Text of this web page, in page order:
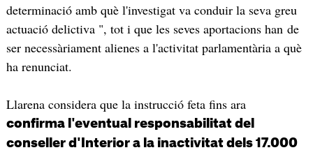
determinació amb què l'investigat va conduir la seva greu
actuació delictiva ", tot i que les seves aportacions han de
ser necessàriament alienes a l'activitat parlamentària a què
ha renunciat.
Llarena considera que la instrucció feta fins ara
confirma l'eventual responsabilitat del
conseller d'Interior a la inactivitat dels 17.000